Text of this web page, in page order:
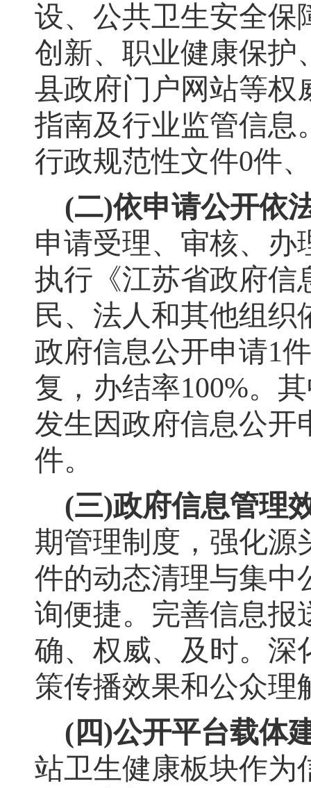
设、公共卫生安全保
创新、职业健康保护
县政府门户网站等权
指南及行业监管信息
行政规范性文件0件
(二)依申请公开依
申请受理、审核、办
执行《江苏省政府信
民、法人和其他组
政府信息公开申请1件
复，办结率100%。
发生因政府信息公开
件。
(三)政府信息管理
期管理制度 ， 强化源
件的动态清理与集中
询便捷。 完善信息报
确、权威、及时。 深
策传播效果和公众理
( 四)公开平台载体
站卫生健康板块作为